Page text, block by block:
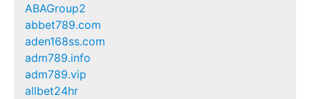
ABAGroup2
abbet789.com
aden168ss.com
adm789.info
adm789.vip
allbet24hr